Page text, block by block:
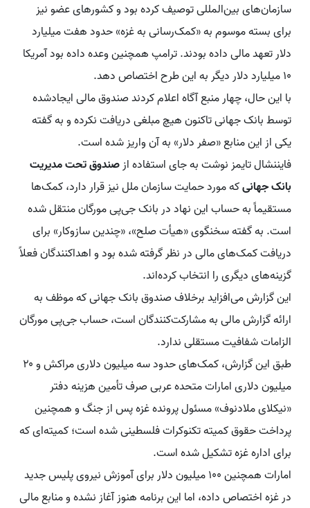
سازمان‌های بین‌المللی توصیف کرده بود و کشورهای عضو نیز
برای بسته موسوم به «کمک‌رسانی به غزه» حدود هفت میلیارد
دلار تعهد مالی داده بودند. ترامپ همچنین وعده داده بود آمریکا
۱۰ میلیارد دلار دیگر به این طرح اختصاص دهد.
با این حال، چهار منبع آگاه اعلام کردند صندوق مالی ایجادشده
توسط بانک جهانی تاکنون هیچ مبلغی دریافت نکرده و به گفته
یکی از این منابع «صفر دلار» به آن واریز شده است.
فایننشال تایمز نوشت به جای استفاده ازصندوق تحت مدیریت
بانک جهانیکه مورد حمایت سازمان ملل نیز قرار دارد، کمک‌ها
مستقیماً به حساب این نهاد در بانک جی‌پی مورگان منتقل شده
است. به گفته سخنگوی «هیأت صلح»، «چندین سازوکار» برای
دریافت کمک‌های مالی در نظر گرفته شده بود و اهداکنندگان فعلاً
گزینه‌های دیگری را انتخاب کرده‌اند.
این گزارش می‌افزاید برخلاف صندوق بانک جهانی که موظف به
ارائه گزارش مالی به مشارکت‌کنندگان است، حساب جی‌پی مورگان
الزامات شفافیت مستقلی ندارد.
طبق این گزارش، کمک‌های حدود سه میلیون دلاری مراکش و ۲۰
میلیون دلاری امارات متحده عربی صرف تأمین هزینه دفتر
«نیکلای ملادنوف» مسئول پرونده غزه پس از جنگ و همچنین
پرداخت حقوق کمیته تکنوکرات فلسطینی شده است؛ کمیته‌ای که
برای اداره غزه تشکیل شده است.
امارات همچنین ۱۰۰ میلیون دلار برای آموزش نیروی پلیس جدید
در غزه اختصاص داده، اما این برنامه هنوز آغاز نشده و منابع مالی